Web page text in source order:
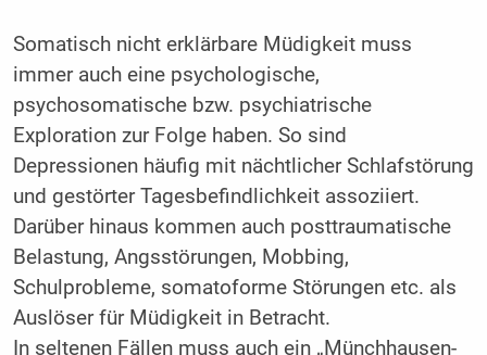
Somatisch nicht erklärbare Müdigkeit muss
immer auch eine psychologische,
psychosomatische bzw. psychiatrische
Exploration zur Folge haben. So sind
Depressionen häufig mit nächtlicher Schlafstörung
und gestörter Tagesbefindlichkeit assoziiert.
Darüber hinaus kommen auch posttraumatische
Belastung, Angsstörungen, Mobbing,
Schulprobleme, somatoforme Störungen etc. als
Auslöser für Müdigkeit in Betracht.
In seltenen Fällen muss auch ein „Münchhausen-